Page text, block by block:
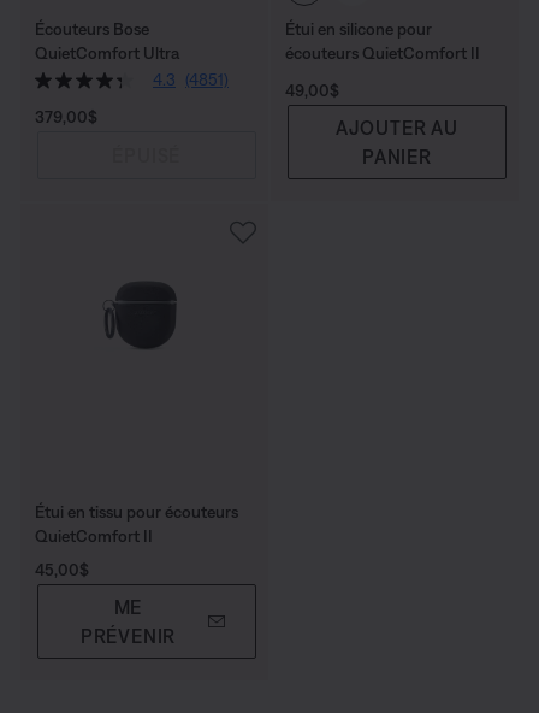
Écouteurs Bose
QuietComfort Ultra
4.3
(4851)
Prix :
379,00$
Étui en silicone pour
écouteurs QuietComfort II
Prix :
49,00$
AJOUTER AU
PANIER
Étui en tissu pour écouteurs
QuietComfort II
Prix :
45,00$
ME
PRÉVENIR